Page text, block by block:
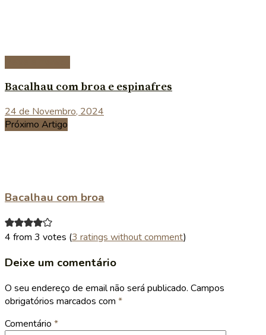
Bacalhau com broa e espinafres
24 de Novembro, 2024
Próximo Artigo
Bacalhau com broa
4 from 3 votes (3 ratings without comment)
Deixe um comentário
O seu endereço de email não será publicado. Campos
obrigatórios marcados com *
Comentário *